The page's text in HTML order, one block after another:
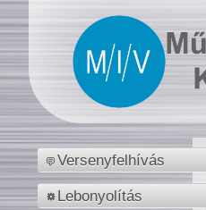
Versenyfelhívás
Lebonyolítás